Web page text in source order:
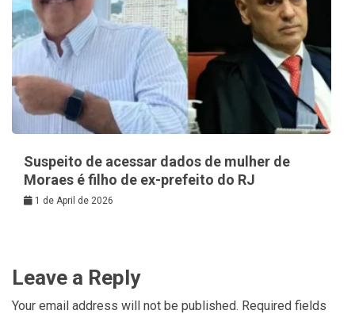
Suspeito de acessar dados de mulher de
Moraes é filho de ex-prefeito do RJ
1 de April de 2026
Leave a Reply
Your email address will not be published. Required fields